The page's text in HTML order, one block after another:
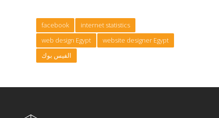
facebook
internet statistics
web design Egypt
website designer Egypt
الفيس بوك